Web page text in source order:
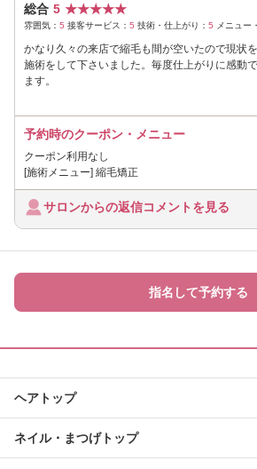
総合 5 ★★★★★
雰囲気： 5 接客サービス： 5 技術・仕上がり： 5 メニュー
かなり久々の来店で縮毛も間が空いたので現状
施術をして下さいました。毎度仕上がりに感動
ます。
予約時のクーポン・メニュー
クーポン利用なし
[施術メニュー] 縮毛矯正
サロンからの返信コメントを見る
指名して予約する
ヘアトップ
ネイル・まつげトップ